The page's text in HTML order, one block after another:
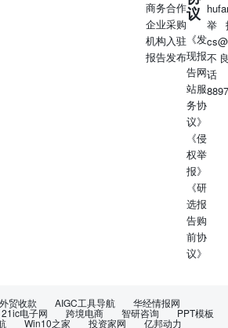
商务合作
企业采购
机构入驻
报告发布
议
《发
现报
告网
站服
务协
议》
《侵
权举
报》
《研
选报
告购
前协
议》
举
不
外贸收款 AIGC工具导航 华经情报网
21ic电子网 跨境电商 智研咨询 PPT模板
Win10之家 投资家网 亿邦动力